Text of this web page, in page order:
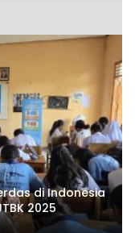
di Indonesia
2025